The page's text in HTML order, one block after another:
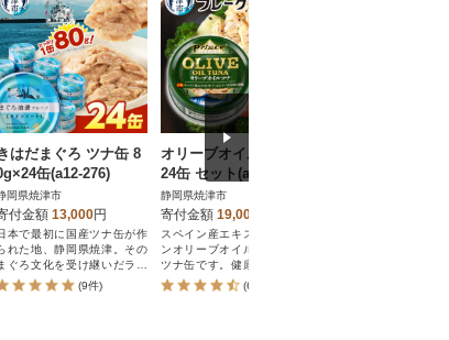
はだまぐろ ツナ缶 8
缶(a12-276)
岡県焼津市
付金額 13,000円
本で最初に国産ツナ缶が作
れた地、静岡県焼津。その
ぐろ文化を受け継いだライ
ツナフレークは、きはだま
ろの白身をふんわりほぐ
(9件)
オリーブオイル ツナ缶
24缶 セット(a18-043)
静岡県焼津市
寄付金額 19,000
スペイン産エキストラバージ
ンオリーブオイルを使用した
ツナ缶です。健康効果が注目
されるオリーブオイルなの
で、油切りすることなくパス
(66件)